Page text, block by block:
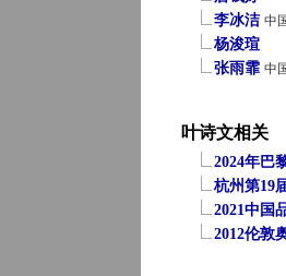
李冰洁 中
杨浚瑄
张雨霏 中
叶诗文相关
2024年巴
杭州第19
2021中国
2012伦敦